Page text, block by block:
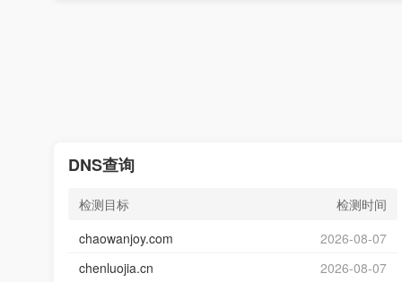
DNS查询
检测目标
检测时间
chaowanjoy.com
2026-08-07
chenluojia.cn
2026-08-07